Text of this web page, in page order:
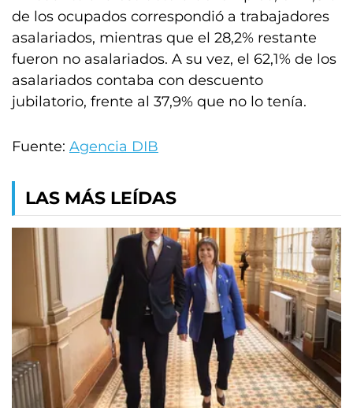
de los ocupados correspondió a trabajadores
asalariados, mientras que el 28,2% restante
fueron no asalariados. A su vez, el 62,1% de los
asalariados contaba con descuento
jubilatorio, frente al 37,9% que no lo tenía.
Fuente: Agencia DIB
LAS MÁS LEÍDAS